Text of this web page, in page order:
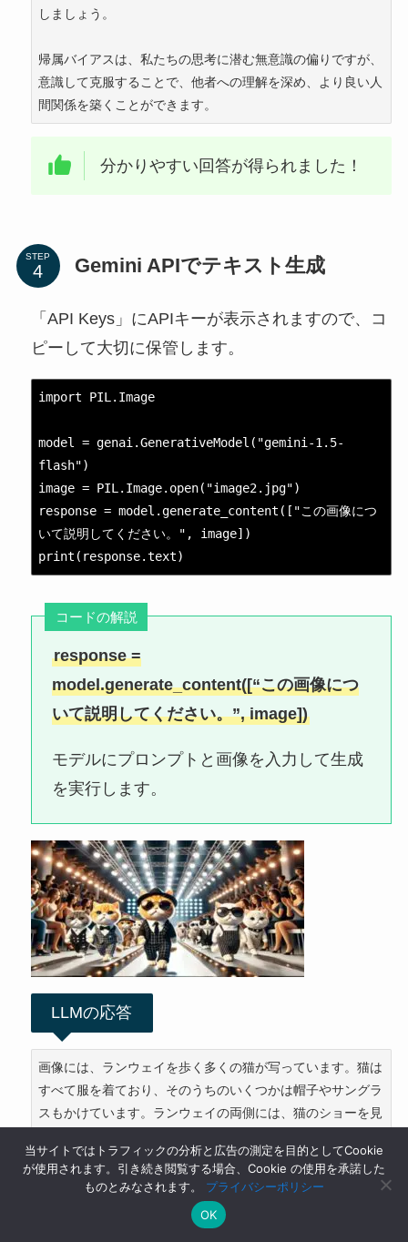
しましょう。
帰属バイアスは、私たちの思考に潜む無意識の偏りですが、
意識して克服することで、他者への理解を深め、より良い人
分かりやすい回答が得られました！
STEP Gemini APIでテキスト生成
「API Keys」にAPIキーが表示されますので、コ
ピーして大切に保管します。
import PIL.Image
model = genai.GenerativeModel("gemini-1.5-
flash")
image = PIL.Image.open("image2.jpg")
response = model.generate_content(["この画像につ
いて説明してください。", image])
print(response.text)
コードの解説
response =
model.generate_content([“この画像につ
いて説明してください。”, image])
モデルにプロンプトと画像を入力して生成
を実行します。
LLMの応答
画像には、ランウェイを歩く多くの猫が写っています。猫は
すべて服を着ており、そのうちのいくつかは帽子やサングラ
スもかけています。ランウェイの両側には、猫のショーを見
価しているようで、歓声を上げています。全体として、画像
は、猫のファッショナブルなショーを捉えた、面白くてかわ
当サイトではトラフィックの分析と広告の測定を目的としてCookie
が使用されます。引き続き閲覧する場合、Cookie の使用を承諾した
ものとみなされます。 プライバシーポリシー
OK